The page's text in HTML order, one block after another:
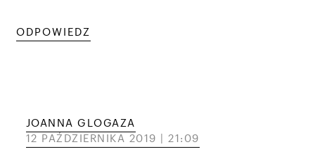
ODPOWIEDZ
JOANNA GLOGAZA
12 PAŹDZIERNIKA 2019 | 21:09